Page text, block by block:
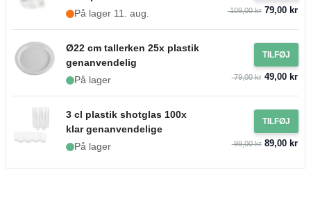
På lager 11. aug.
109,00 kr79,00 kr
Ø22 cm tallerken 25x plastik
genanvendelig
På lager
TILFØJ
79,00 kr49,00 kr
3 cl plastik shotglas 100x
klar genanvendelige
På lager
TILFØJ
99,00 kr89,00 kr